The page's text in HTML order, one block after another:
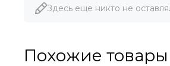
Здесь еще никто не
Похожие товары